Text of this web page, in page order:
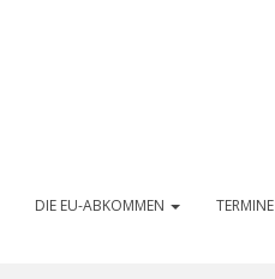
DIE EU-ABKOMMEN TERMINE